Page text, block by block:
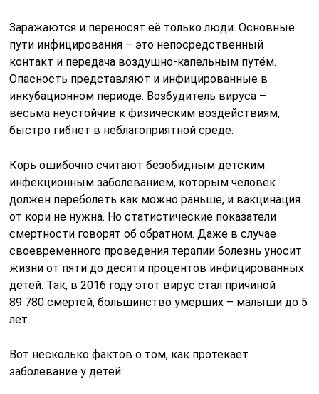
Заражаются и переносят её только люди. Основные
пути инфицирования – это непосредственный
контакт и передача воздушно-капельным путём.
Опасность представляют и инфицированные в
инкубационном периоде. Возбудитель вируса –
весьма неустойчив к физическим воздействиям,
быстро гибнет в неблагоприятной среде.
Корь ошибочно считают безобидным детским
инфекционным заболеванием, которым человек
должен переболеть как можно раньше, и вакцинация
от кори не нужна. Но статистические показатели
смертности говорят об обратном. Даже в случае
своевременного проведения терапии болезнь уносит
жизни от пяти до десяти процентов инфицированных
детей. Так, в 2016 году этот вирус стал причиной
89 780 смертей, большинство умерших – малыши до 5
лет.
Вот несколько фактов о том, как протекает
заболевание у детей: